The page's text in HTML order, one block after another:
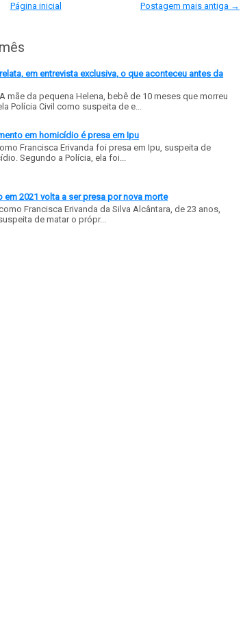
Postagem mais antiga →
Página inicial
em entrevista exclusiva, o que aconteceu antes da
da pequena Helena, bebê de 10 meses que morreu
Polícia Civil como suspeita de e...
em homicídio é presa em Ipu
Francisca Erivanda foi presa em Ipu, suspeita de
Segundo a Polícia, ela foi...
2021 volta a ser presa por nova morte
Francisca Erivanda da Silva Alcântara, de 23 anos,
de matar o própr...